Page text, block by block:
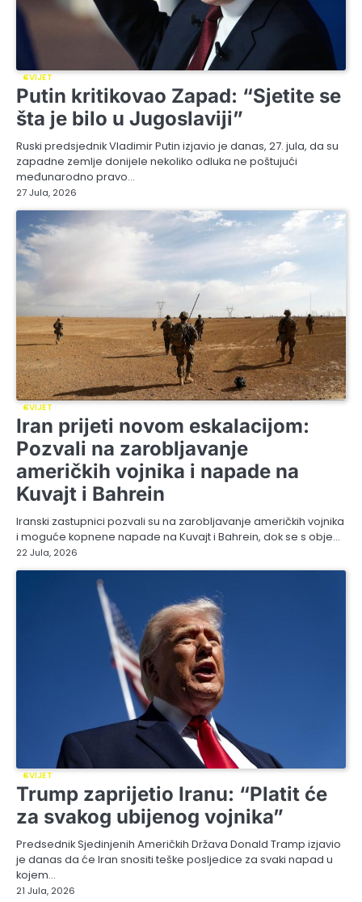
SVIJET
Putin kritikovao Zapad: “Sjetite se
šta je bilo u Jugoslaviji”
Ruski predsjednik Vladimir Putin izjavio je danas, 27. jula, da su
zapadne zemlje donijele nekoliko odluka ne poštujući
međunarodno pravo…
27 Jula, 2026
SVIJET
Iran prijeti novom eskalacijom:
Pozvali na zarobljavanje
američkih vojnika i napade na
Kuvajt i Bahrein
Iranski zastupnici pozvali su na zarobljavanje američkih vojnika
i moguće kopnene napade na Kuvajt i Bahrein, dok se s obje…
22 Jula, 2026
SVIJET
Trump zaprijetio Iranu: “Platit će
za svakog ubijenog vojnika”
Predsednik Sjedinjenih Američkih Država Donald Tramp izjavio
je danas da će Iran snositi teške posljedice za svaki napad u
kojem…
21 Jula, 2026